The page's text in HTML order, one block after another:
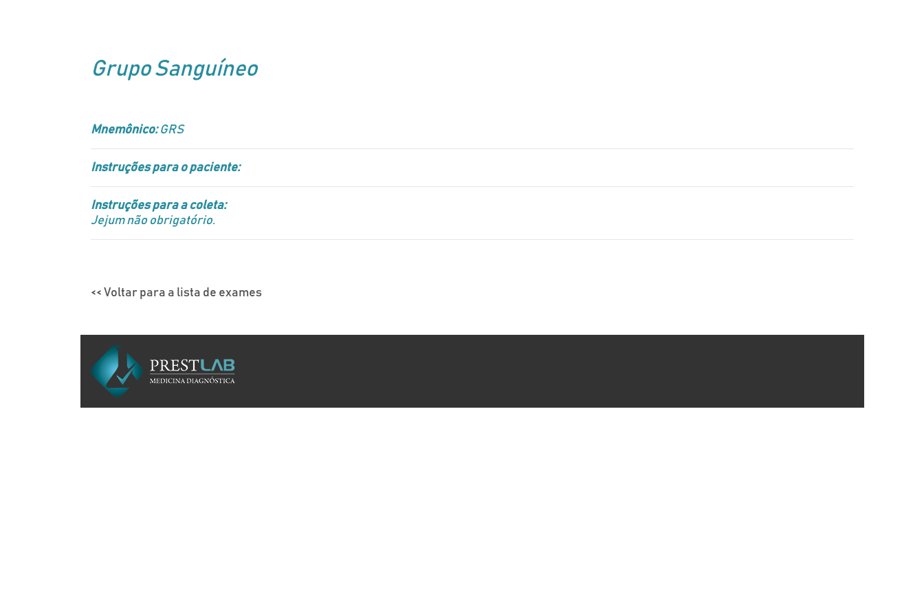
Grupo Sanguíneo
Mnemônico:GRS
Instruções para o paciente:
Instruções para a coleta:
Jejum não obrigatório.
<< Voltar para a lista de exames